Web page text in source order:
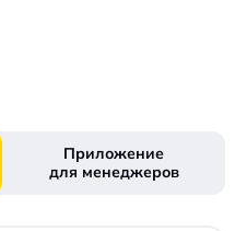
Приложение
для менеджеров